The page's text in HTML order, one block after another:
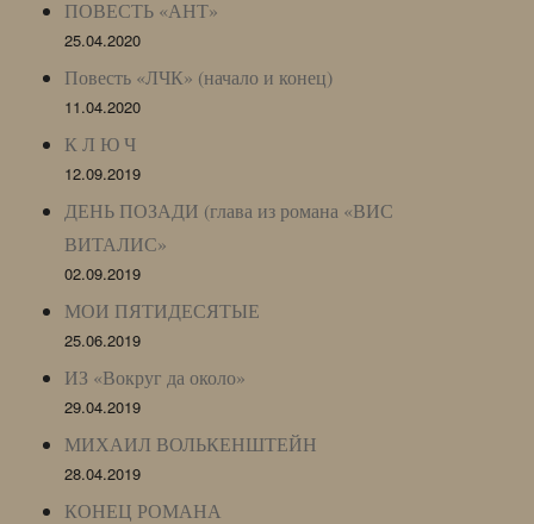
ПОВЕСТЬ «АНТ»
25.04.2020
Повесть «ЛЧК» (начало и конец)
11.04.2020
К Л Ю Ч
12.09.2019
ДЕНЬ ПОЗАДИ (глава из романа «ВИС
ВИТАЛИС»
02.09.2019
МОИ ПЯТИДЕСЯТЫЕ
25.06.2019
ИЗ «Вокруг да около»
29.04.2019
МИХАИЛ ВОЛЬКЕНШТЕЙН
28.04.2019
КОНЕЦ РОМАНА